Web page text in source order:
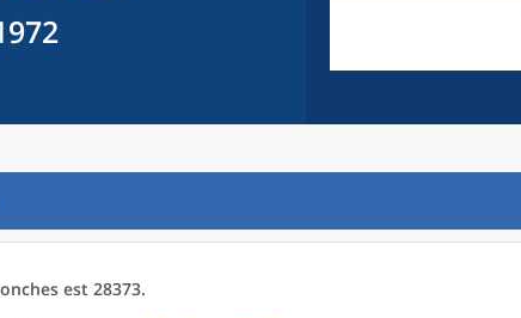
est 28373.